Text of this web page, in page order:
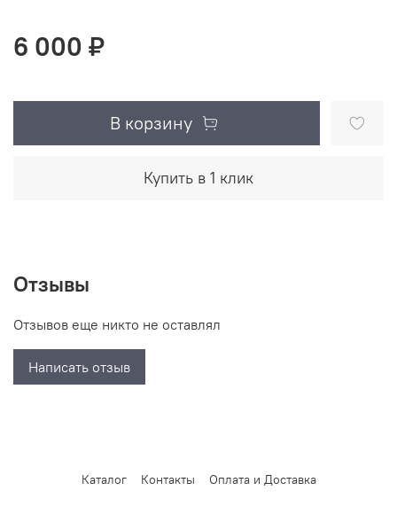
6 000 ₽
В корзину
Купить в 1 клик
Отзывы
Отзывов еще никто не оставлял
Написать отзыв
Каталог Контакты
Оплата и Доставка